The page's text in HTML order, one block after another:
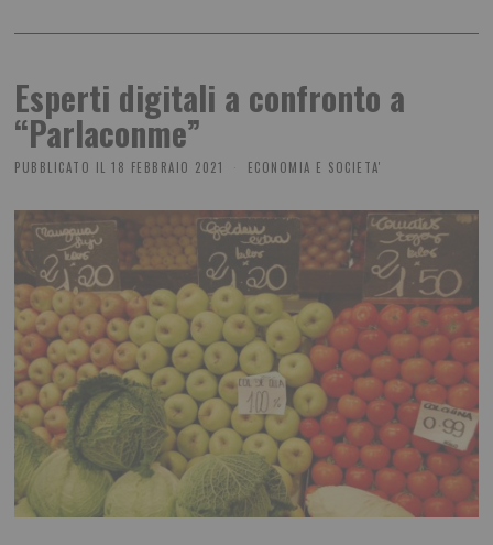
Esperti digitali a confronto a
“Parlaconme”
PUBBLICATO IL 18 FEBBRAIO 2021 ECONOMIA E SOCIETA'